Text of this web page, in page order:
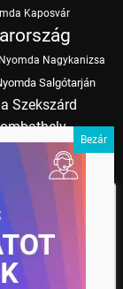
gombra
Kaposvár
Nyomda Nagykanizsa
Salgótarján
Szekszárd
Nyomda Vác